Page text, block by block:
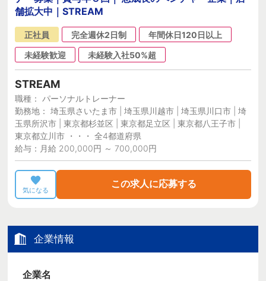
舗拡大中｜STREAM
正社員 完全週休2日制
年間休日120日以上
未経験歓迎
未経験入社50%超
STREAM
職種： パーソナルトレーナー
勤務地： 埼玉県さいたま市 | 埼玉県川越市 | 埼玉県川口市 | 埼
玉県所沢市 | 東京都杉並区 | 東京都足立区 | 東京都八王子市 |
東京都立川市 ・・・ 全4都道府県
給与：月給 200,000円 ～ 700,000円
気になる
この求人に応募する
企業情報
企業名